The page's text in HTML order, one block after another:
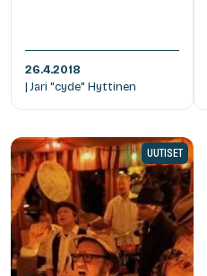
26.4.2018
| Jari "cyde" Hyttinen
UUTISET